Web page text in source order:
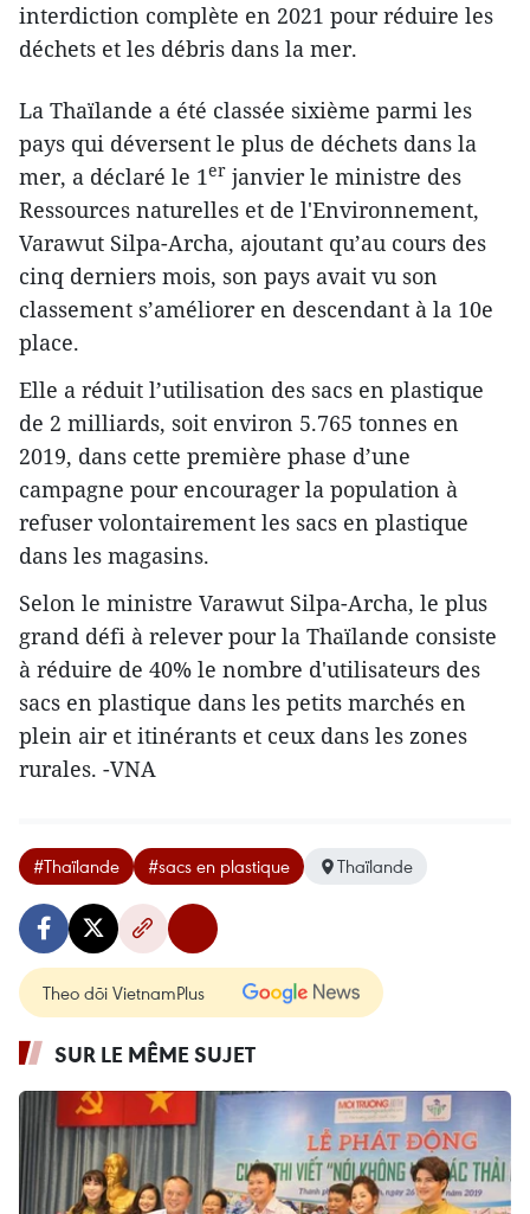
interdiction complète en 2021 pour réduire les
déchets et les débris dans la mer.
La Thaïlande a été classée sixième parmi les
pays qui déversent le plus de déchets dans la
mer, a déclaré le 1er janvier le ministre des
Ressources naturelles et de l'Environnement,
Varawut Silpa-Archa, ajoutant qu’au cours des
cinq derniers mois, son pays avait vu son
classement s’améliorer en descendant à la 10e
place.
Elle a réduit l’utilisation des sacs en plastique
de 2 milliards, soit environ 5.765 tonnes en
2019, dans cette première phase d’une
campagne pour encourager la population à
refuser volontairement les sacs en plastique
dans les magasins.
Selon le ministre Varawut Silpa-Archa, le plus
grand défi à relever pour la Thaïlande consiste
à réduire de 40% le nombre d'utilisateurs des
sacs en plastique dans les petits marchés en
plein air et itinérants et ceux dans les zones
rurales. -VNA
#Thaïlande #sacs en plastique Thaïlande
Theo dõi VietnamPlus
SUR LE MÊME SUJET